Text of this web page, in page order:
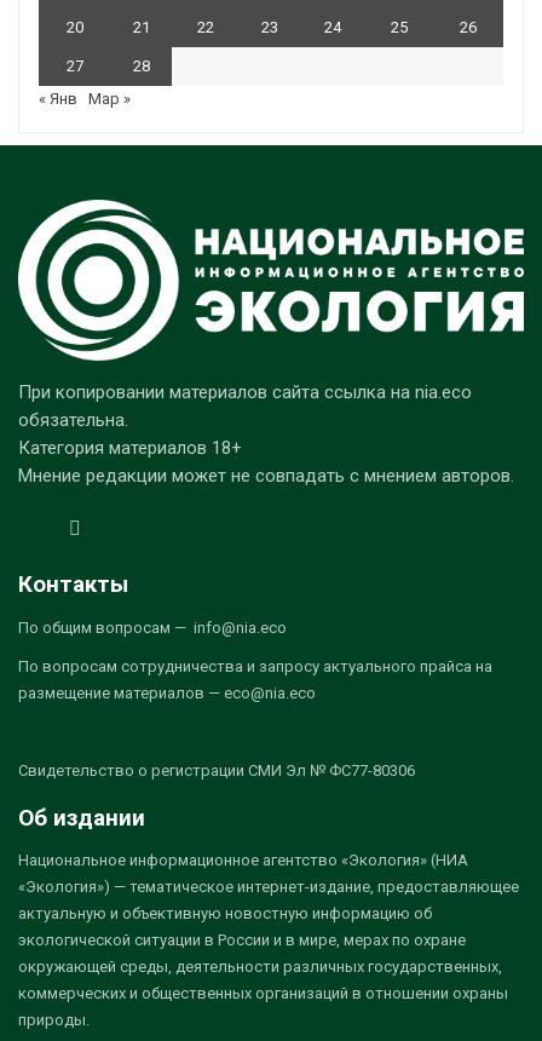
20 21 22 23 24 25 26
27
28
« Янв
Мар »
При копировании материалов сайта ссылка на nia.eco
обязательна.
Категория материалов 18+
Мнение редакции может не совпадать с мнением авторов.
Контакты
По общим вопросам — info@nia.eco
По вопросам сотрудничества и запросу актуального прайса на
размещение материалов — eco@nia.eco
Свидетельство о регистрации СМИ Эл № ФС77-80306
Об издании
Национальное информационное агентство «Экология» (НИА
«Экология») — тематическое интернет-издание, предоставляющее
актуальную и объективную новостную информацию об
экологической ситуации в России и в мире, мерах по охране
окружающей среды, деятельности различных государственных,
коммерческих и общественных организаций в отношении охраны
природы.